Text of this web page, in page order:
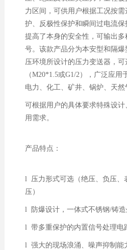
力区间，可供用户根据工况按
护、反极性保护和瞬间过电流
提高了本身的安全性，可输出
号。该款产品分为本安型和隔
压环境所设计的压力变送器，
（M20*1.5或G1/2），广泛应用
电力、化工、矿井、锅炉、天然
可根据用户的具体要求特殊设
用需求。
产品特点：
l 压力形式可选（绝压、负压、
压）
l 防爆设计，一体式不锈钢/铸
l 带多重保护的内置信号处理电
l 强大的现场浪涌、噪声抑制能